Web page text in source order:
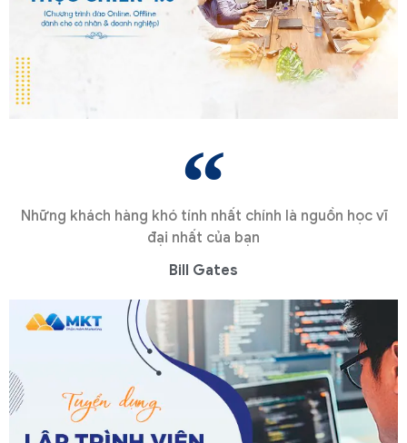
Những khách hàng khó tính nhất chính là nguồn học vĩ
đại nhất của bạn
Bill Gates